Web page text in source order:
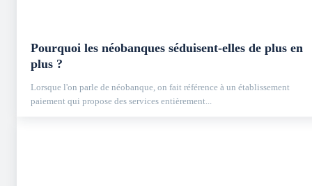
Pourquoi les néobanques séduisent-elles de plus en
plus ?
Lorsque l'on parle de néobanque, on fait référence à un établissement
paiement qui propose des services entièrement...